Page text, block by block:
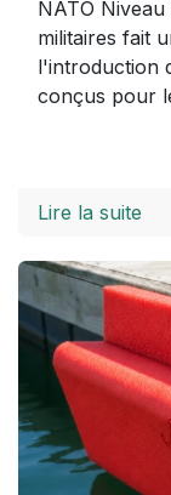
NATO
militaires fait
l'introduction
conçus pour
Lire la suite